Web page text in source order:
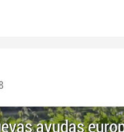
ayudas